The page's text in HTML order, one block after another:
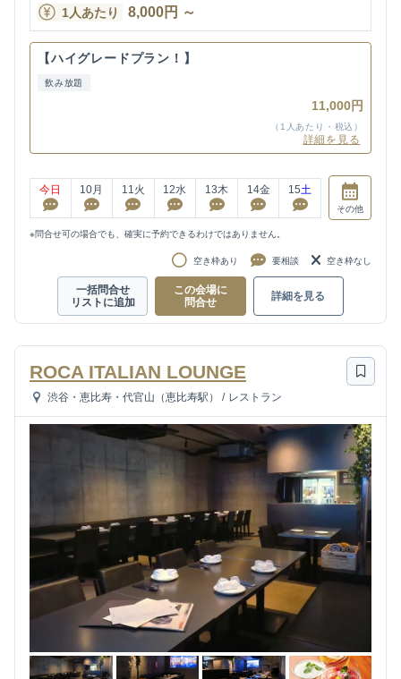
1人あたり 8,000円 ～
【ハイグレードプラン！】
飲み放題
11,000円
（1人あたり・税込）
詳細を見る
今日 10月 11 火 12水 13木 14金 15土
その他
※問合せ可の場合でも、確実に予約できるわけではありません。
空き枠あり 要相談 空き枠なし
一括問合せ
リストに追加
この会場に
問合せ
詳細を見る
ROCA ITALIAN LOUNGE
渋谷・恵比寿・代官山（恵比寿駅） / レストラン